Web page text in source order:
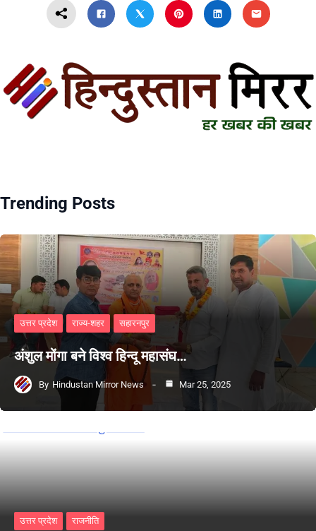
Trending Posts
उत्तर प्रदेश राज्य-शहर सहारनपुर
अंशुल मोंगा बने विश्व हिन्दू महासंघ…
By Hindustan Mirror News Mar 25, 2025
उत्तर प्रदेश राजनीति